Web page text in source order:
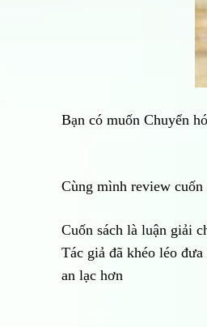
Bạn có muốn Chuyển
Cùng mình review
Cuốn sách là luận giải
Tác giả đã khéo léo
an lạc hơn